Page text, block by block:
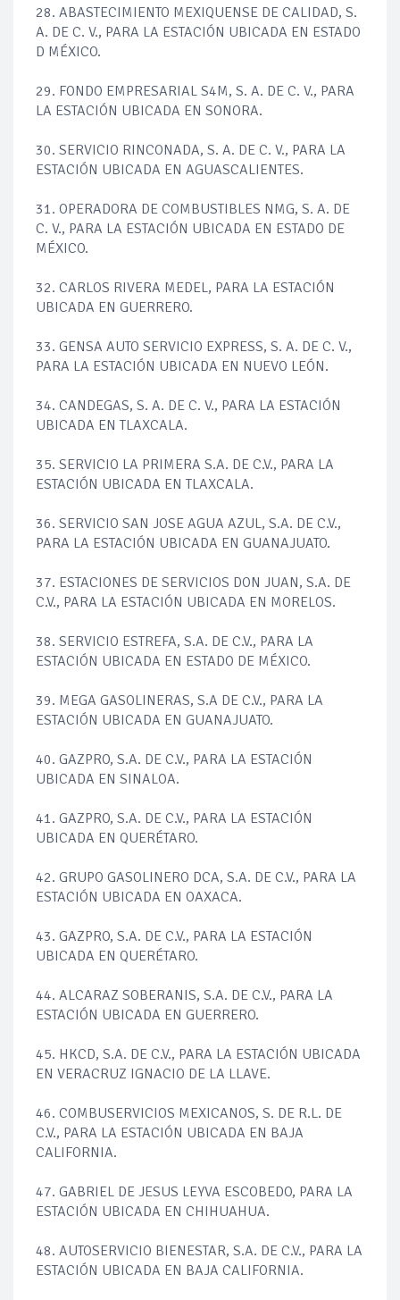
28. ABASTECIMIENTO MEXIQUENSE DE CALIDAD, S.
A. DE C. V., PARA LA ESTACIÓN UBICADA EN ESTADO
D MÉXICO.
29. FONDO EMPRESARIAL S4M, S. A. DE C. V., PARA
LA ESTACIÓN UBICADA EN SONORA.
30. SERVICIO RINCONADA, S. A. DE C. V., PARA LA
ESTACIÓN UBICADA EN AGUASCALIENTES.
31. OPERADORA DE COMBUSTIBLES NMG, S. A. DE
C. V., PARA LA ESTACIÓN UBICADA EN ESTADO DE
MÉXICO.
32. CARLOS RIVERA MEDEL, PARA LA ESTACIÓN
UBICADA EN GUERRERO.
33. GENSA AUTO SERVICIO EXPRESS, S. A. DE C. V.,
PARA LA ESTACIÓN UBICADA EN NUEVO LEÓN.
34. CANDEGAS, S. A. DE C. V., PARA LA ESTACIÓN
UBICADA EN TLAXCALA.
35. SERVICIO LA PRIMERA S.A. DE C.V., PARA LA
ESTACIÓN UBICADA EN TLAXCALA.
36. SERVICIO SAN JOSE AGUA AZUL, S.A. DE C.V.,
PARA LA ESTACIÓN UBICADA EN GUANAJUATO.
37. ESTACIONES DE SERVICIOS DON JUAN, S.A. DE
C.V., PARA LA ESTACIÓN UBICADA EN MORELOS.
38. SERVICIO ESTREFA, S.A. DE C.V., PARA LA
ESTACIÓN UBICADA EN ESTADO DE MÉXICO.
39. MEGA GASOLINERAS, S.A DE C.V., PARA LA
ESTACIÓN UBICADA EN GUANAJUATO.
40. GAZPRO, S.A. DE C.V., PARA LA ESTACIÓN
UBICADA EN SINALOA.
41. GAZPRO, S.A. DE C.V., PARA LA ESTACIÓN
UBICADA EN QUERÉTARO.
42. GRUPO GASOLINERO DCA, S.A. DE C.V., PARA LA
ESTACIÓN UBICADA EN OAXACA.
43. GAZPRO, S.A. DE C.V., PARA LA ESTACIÓN
UBICADA EN QUERÉTARO.
44. ALCARAZ SOBERANIS, S.A. DE C.V., PARA LA
ESTACIÓN UBICADA EN GUERRERO.
45. HKCD, S.A. DE C.V., PARA LA ESTACIÓN UBICADA
EN VERACRUZ IGNACIO DE LA LLAVE.
46. COMBUSERVICIOS MEXICANOS, S. DE R.L. DE
C.V., PARA LA ESTACIÓN UBICADA EN BAJA
CALIFORNIA.
47. GABRIEL DE JESUS LEYVA ESCOBEDO, PARA LA
ESTACIÓN UBICADA EN CHIHUAHUA.
48. AUTOSERVICIO BIENESTAR, S.A. DE C.V., PARA LA
ESTACIÓN UBICADA EN BAJA CALIFORNIA.